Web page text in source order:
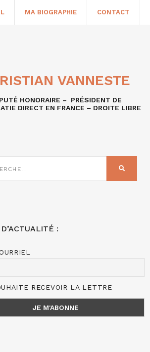
MA BIOGRAPHIE CONTACT
VANNESTE
HONORAIRE – PRÉSIDENT DE
DIRECT EN FRANCE – DROITE LIBRE
:
RECEVOIR LA LETTRE